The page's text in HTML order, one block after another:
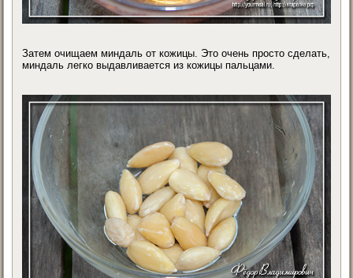
Затем очищаем миндаль от кожицы. Это очень просто сделать,
миндаль легко выдавливается из кожицы пальцами.